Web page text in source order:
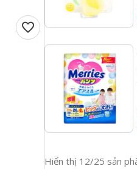
favorite
Hiển thị 12/25 sản